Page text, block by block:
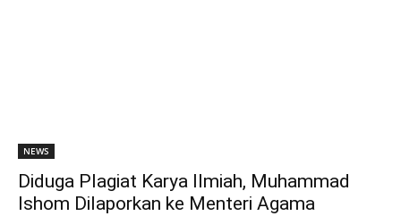
NEWS
Diduga Plagiat Karya Ilmiah, Muhammad
Ishom Dilaporkan ke Menteri Agama